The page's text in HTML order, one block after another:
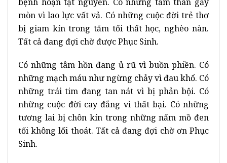
mòn vì lao lực vất vả. Có những cuộc đời trẻ thơ
bị giam kín trong tăm tối thất học, nghèo nàn.
Tất cả đang đợi chờ được Phục Sinh.
Có những tâm hồn đang ủ rũ vì buồn phiền. Có
những mạch máu như ngừng chảy vì đau khổ. Có
những trái tim đang tan nát vì bị phản bội. Có
những cuộc đời cay đắng vì thất bại. Có những
tương lai bị chôn kín trong những nấm mồ đen
tối không lối thoát. Tất cả đang đợi chờ ơn Phục
Sinh.